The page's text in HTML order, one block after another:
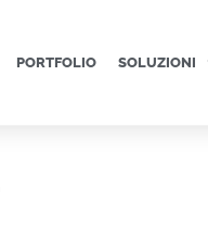
PORTFOLIO SOLUZIONI